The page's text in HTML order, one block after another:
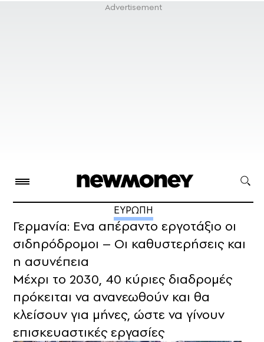
ΕΥΡΩΠΗ
Γερμανία: Ενα απέραντο εργοτάξιο οι
σιδηρόδρομοι – Οι καθυστερήσεις και
η ασυνέπεια
Μέχρι το 2030, 40 κύριες διαδρομές
πρόκειται να ανανεωθούν και θα
κλείσουν για μήνες, ώστε να γίνουν
επισκευαστικές εργασίες